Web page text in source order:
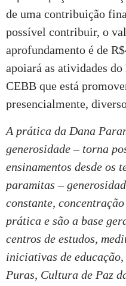
de uma contribuição
possível contribuir, o
aprofundamento é de R$
apoiará as atividades
CEBB que está
presencialmente,
A prática da Dana
generosidade – torna
ensinamentos desde os
paramitas –
constante,
prática e são a base
centros de estudos,
iniciativas de
Puras, Cultura de Paz